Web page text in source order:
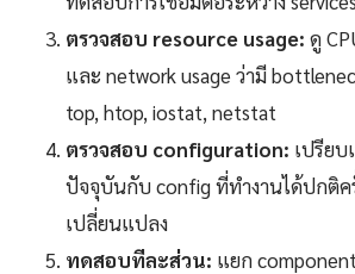
ตรวจสอบ resource usage: ดู
และ network usage ว่ามี
top, htop, iostat, netstat
ตรวจสอบ configuration: เปรีย
ปัจจุบันกับ config ที่ทำงานได้ปกติค
เปลี่ยนแปลง
ทดสอบทีละส่วน: แยก